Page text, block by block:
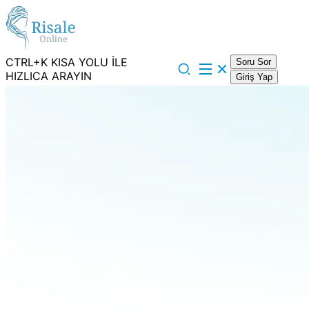
CTRL+K KISA YOLU İLE
HIZLICA ARAYIN
Soru Sor
Giriş Yap